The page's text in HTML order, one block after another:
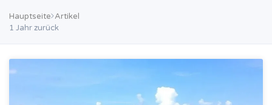
Hauptseite Artikel
1 Jahr zurück